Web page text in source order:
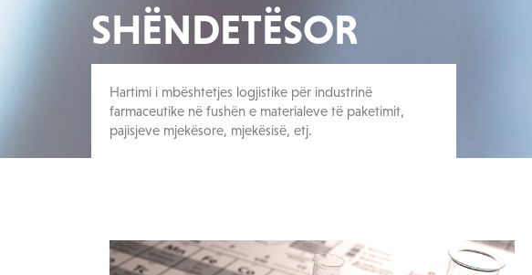
SHËNDETËSOR
Hartimi i mbështetjes logjistike për industrinë
farmaceutike në fushën e materialeve të paketimit,
pajisjeve mjekësore, mjekësisë, etj.